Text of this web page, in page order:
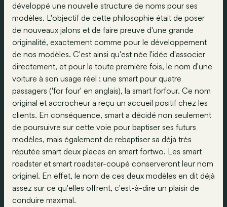
développé une nouvelle structure de noms pour ses
modèles. L'objectif de cette philosophie était de poser
de nouveaux jalons et de faire preuve d'une grande
originalité, exactement comme pour le développement
de nos modèles. C'est ainsi qu'est née l'idée d'associer
directement, et pour la toute première fois, le nom d'une
voiture à son usage réel : une smart pour quatre
passagers ('for four' en anglais), la smart forfour. Ce nom
original et accrocheur a reçu un accueil positif chez les
clients. En conséquence, smart a décidé non seulement
de poursuivre sur cette voie pour baptiser ses futurs
modèles, mais également de rebaptiser sa déjà très
réputée smart deux places en smart fortwo. Les smart
roadster et smart roadster-coupé conserveront leur nom
originel. En effet, le nom de ces deux modèles en dit déjà
assez sur ce qu'elles offrent, c'est-à-dire un plaisir de
conduire maximal.